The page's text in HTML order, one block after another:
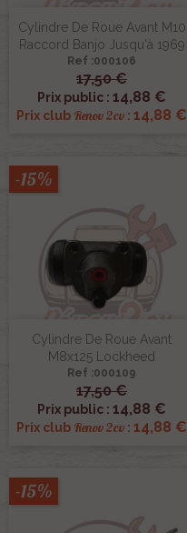
Cylindre De Roue Avant M10
Raccord Banjo Jusqu'à 1969
Ref :000106
17,50 €
Prix public : 14,88 €
Prix club Renov 2cv : 14,88 €
Cylindre De Roue Avant
M8x125 Lockheed
Ref :000109
17,50 €
Prix public : 14,88 €
Prix club Renov 2cv : 14,88 €
-15%
-15%